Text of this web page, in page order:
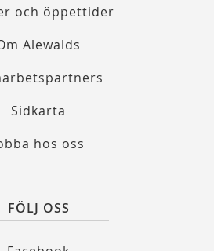
och öppettider
Alewalds
Sidkarta
hos oss
FÖLJ OSS